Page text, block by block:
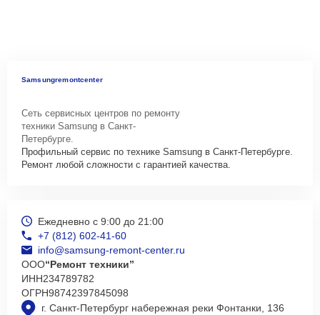
Samsungremontcenter
Сеть сервисных центров по ремонту
техники Samsung в Санкт-
Петербурге.
Профильный сервис по технике Samsung в Санкт-Петербурге.
Ремонт любой сложности с гарантией качества.
г. Санкт-Петербург набережная реки Фонтанки, 136
Ежедневно с 9:00 до 21:00
+7 (812) 602-41-60
info@samsung-remont-center.ru
ООО“Ремонт техники”
ИНН234789782
ОГРН98742397845098